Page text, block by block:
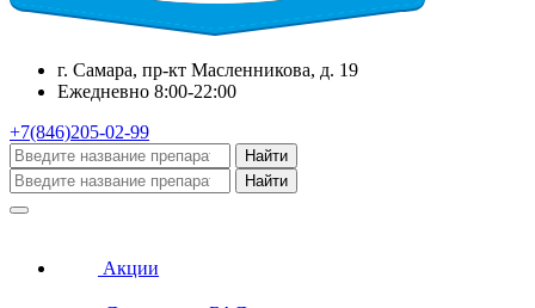
г. Самара, пр-кт Масленникова, д. 19
Ежедневно 8:00-22:00
+7(846)205-02-99
Найти
Найти
Акции